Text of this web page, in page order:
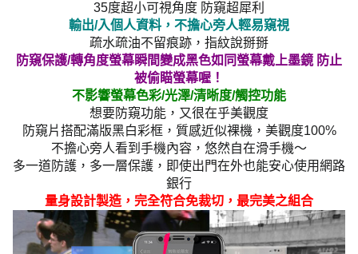
35度超小可視角度 防窺超犀利
輸出/入個人資料，不擔心旁人輕易窺視
疏水疏油不留痕跡，指紋說掰掰
防窺保護/轉角度螢幕瞬間變成黑色如同螢幕戴上墨鏡 防止
被偷瞄螢幕喔！
不影響螢幕色彩/光澤/清晰度/觸控功能
想要防窺功能，又很在乎美觀度
防窺片搭配滿版黑白彩框，質感近似裸機，美觀度100%
不擔心旁人看到手機內容，悠然自在滑手機～
多一道防護，多一層保護，即使出門在外也能安心使用網路
銀行
量身設計製造，完全符合免裁切，最完美之組合